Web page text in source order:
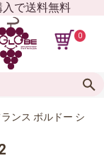
で送料無料
0
ンス ボルドー シ